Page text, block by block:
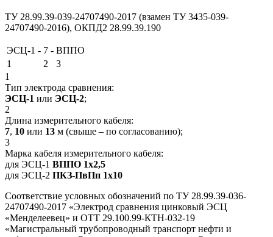
ТУ 28.99.39-039-24707490-2017 (взамен ТУ 3435-039-
24707490-2016), ОКПД2 28.99.39.190
ЭСЦ-1 - 7 - ВППО
1
2
3
1
Тип электрода сравнения:
ЭСЦ-1 или ЭСЦ-2;
2
Длина измерительного кабеля:
7, 10 или 13 м (свыше – по согласованию);
3
Марка кабеля измерительного кабеля:
для ЭСЦ-1 ВППО 1х2,5
для ЭСЦ-2 ПКЗ-ПвПп 1х10
Соответствие условных обозначений по ТУ 28.99.39-036-
24707490-2017 «Электрод сравнения цинковый ЭСЦ
«Менделеевец» и ОТТ 29.100.99-КТН-032-19
«Магистральный трубопроводный транспорт нефти и